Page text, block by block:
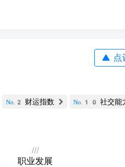
点
No.2 财运指数 No.10 社交能
///
职业发展